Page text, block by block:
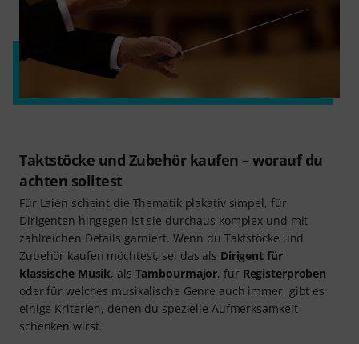
Taktstöcke und Zubehör kaufen – worauf du
achten solltest
Für Laien scheint die Thematik plakativ simpel, für
Dirigenten hingegen ist sie durchaus komplex und mit
zahlreichen Details garniert. Wenn du Taktstöcke und
Zubehör kaufen möchtest, sei das als Dirigent für
klassische Musik, als Tambourmajor, für Registerproben
oder für welches musikalische Genre auch immer, gibt es
einige Kriterien, denen du spezielle Aufmerksamkeit
schenken wirst.